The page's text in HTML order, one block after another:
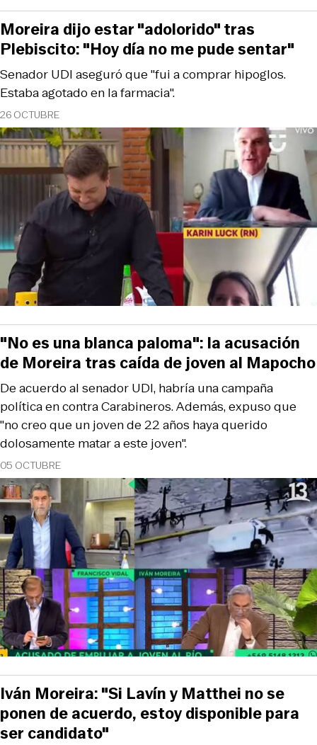
26 OCTUBRE
Senador UDI aseguró que "fui a comprar hipoglos.
Estaba agotado en la farmacia".
Moreira dijo estar "adolorido" tras
Plebiscito: "Hoy día no me pude sentar"
05 OCTUBRE
De acuerdo al senador UDI, habría una campaña
política en contra Carabineros. Además, expuso que
"no creo que un joven de 22 años haya querido
dolosamente matar a este joven".
"No es una blanca paloma": la acusación
de Moreira tras caída de joven al Mapocho
Iván Moreira: "Si Lavín y Matthei no se
ponen de acuerdo, estoy disponible para
ser candidato"